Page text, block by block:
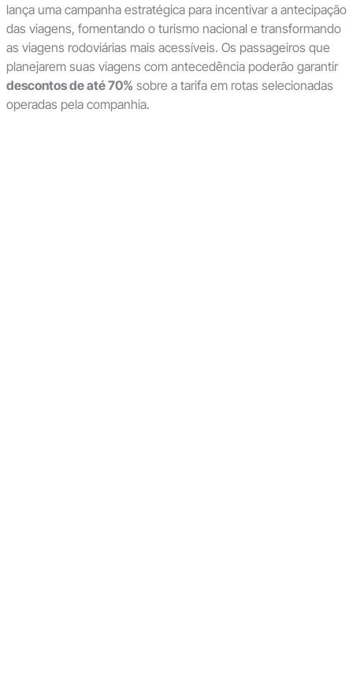
lança uma campanha estratégica para incentivar a antecipação
das viagens, fomentando o turismo nacional e transformando
as viagens rodoviárias mais acessíveis. Os passageiros que
planejarem suas viagens com antecedência poderão garantir
descontos de até 70% sobre a tarifa em rotas selecionadas
operadas pela companhia.